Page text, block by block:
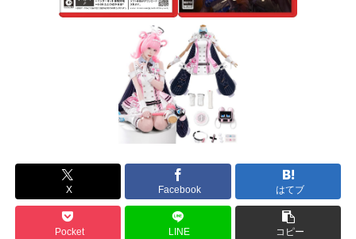
X Facebook はてブ
Pocket LINE コピー